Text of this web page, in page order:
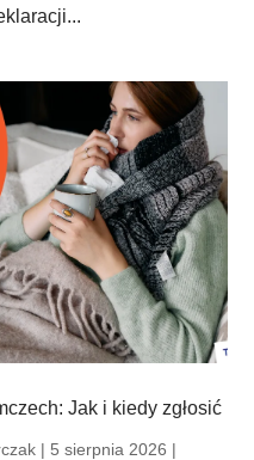
Jak i kiedy zgłosić
| 5 sierpnia 2026 |